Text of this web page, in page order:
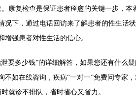
复检查是保证患者痊愈的关键一步，本
况下，通过电话回访来了解患者的性生活
增强患者对性生活的信心。
多少钱”的详细解答，如果您还有什么疑
不如在线咨询，疾病“一对一”免费问专家
就诊不排队，省时省心又省力。